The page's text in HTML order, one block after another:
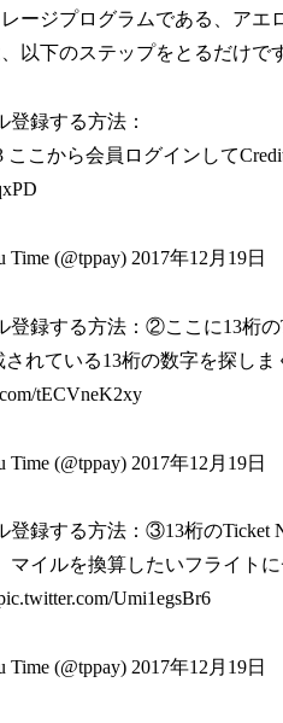
ージプログラムである、アエ
以下のステップをとるだけで
録する方法：
ここから会員ログインして
(@tppay) 2017年12月19日
登録する方法：②ここに13桁の
れている13桁の数字を探しま
tECVneK2xy
(@tppay) 2017年12月19日
登録する方法：③13桁のTicket
マイルを換算したいフライト
Umi1egsBr6
(@tppay) 2017年12月19日